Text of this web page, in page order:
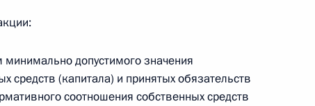
№ 266-ФЗ
минимально допустимого значения
средств (капитала) и принятых обязательств
соотношения собственных средств